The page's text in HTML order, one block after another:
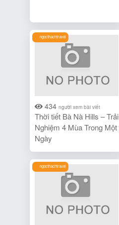
ngocthachtravel
434 người xem bài viết
Thời tiết Bà Nà Hills – Trải
Nghiệm 4 Mùa Trong Một
Ngày
ngocthachtravel